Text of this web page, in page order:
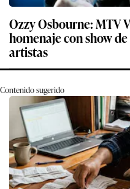
Ozzy Osbourne: MTV
homenaje con show
artistas
Contenido sugerido